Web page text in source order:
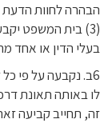
הבהרה לחוות הדעת
(3) בית המשפט
בעלי הדין או אחד
6ב. נקבעה על פי
לו באותה תאונת
זה, תחייב קביעה